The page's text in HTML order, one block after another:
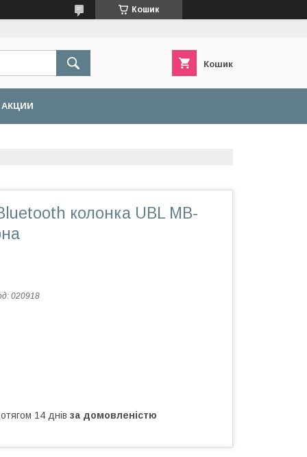
Кошик
Кошик
АКЦИИ
колонка UBL MB-
020918
14 днів за домовленістю